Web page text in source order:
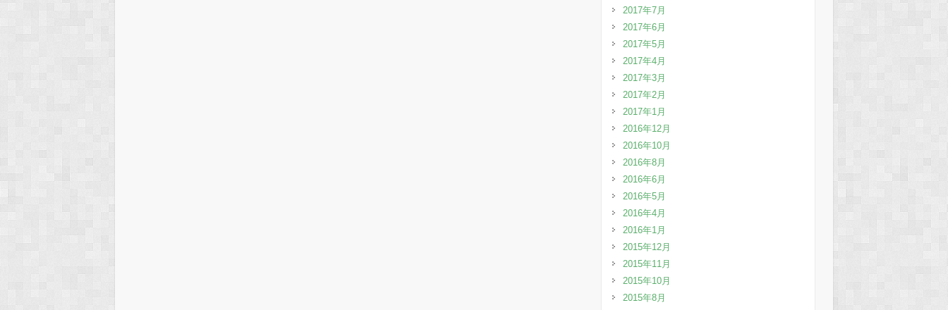
2017年7月
2017年6月
2017年5月
2017年4月
2017年3月
2017年2月
2017年1月
2016年12月
2016年10月
2016年8月
2016年6月
2016年5月
2016年4月
2016年1月
2015年12月
2015年11月
2015年10月
2015年8月